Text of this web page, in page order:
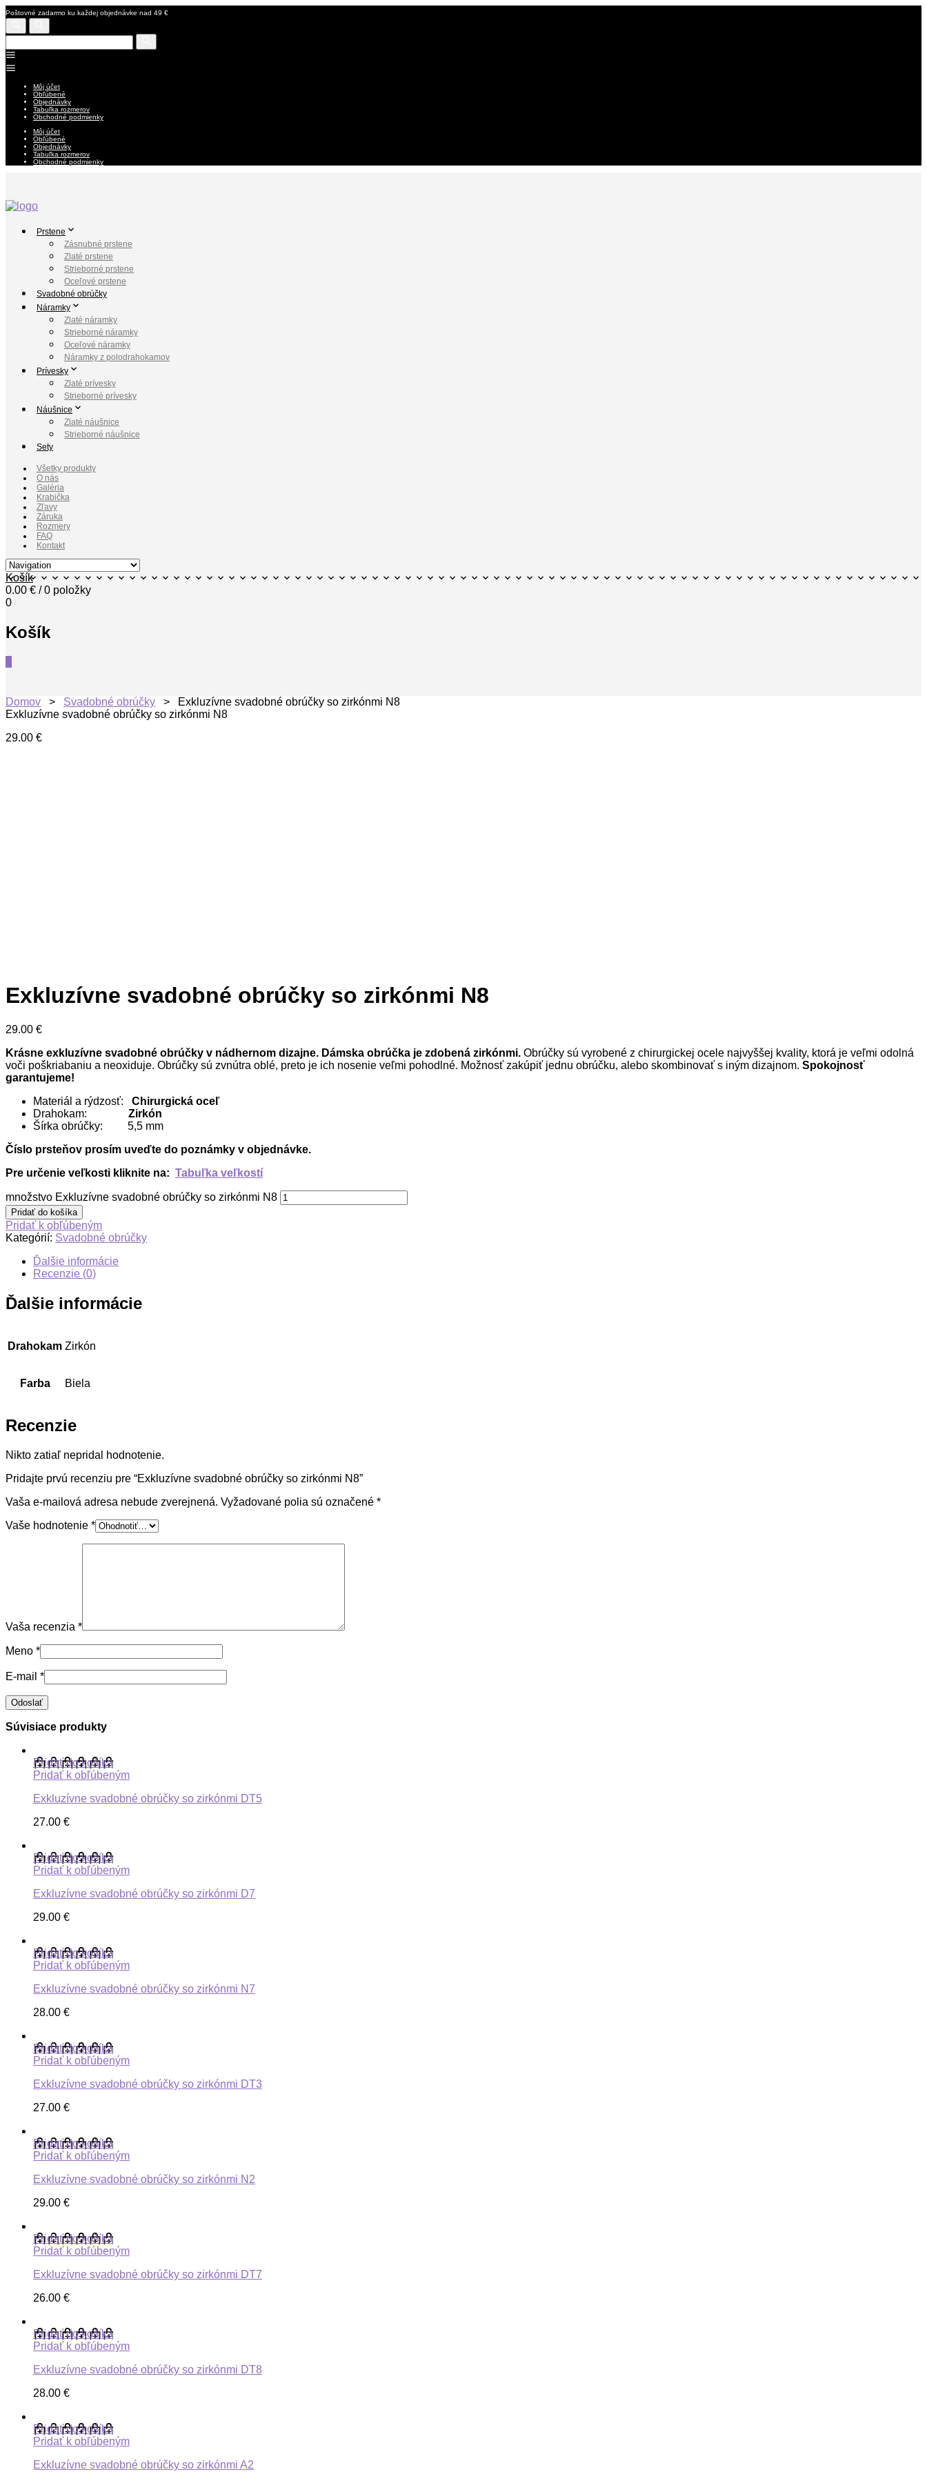
Poštovné zadarmo ku každej objednávke nad 49 €
Môj účet
Obľúbené
Objednávky
Tabuľka rozmerov
Obchodné podmienky
Môj účet
Obľúbené
Objednávky
Tabuľka rozmerov
Obchodné podmienky
Prstene
Zásnubné prstene
Zlaté prstene
Strieborné prstene
Oceľové prstene
Svadobné obrúčky
Náramky
Zlaté náramky
Strieborné náramky
Oceľové náramky
Náramky z polodrahokamov
Prívesky
Zlaté prívesky
Strieborné prívesky
Náušnice
Zlaté náušnice
Strieborné náušnice
Sety
Všetky produkty
O nás
Galéria
Krabička
Zľavy
Záruka
Rozmery
FAQ
Kontakt
Košík
0.00 € / 0 položky
0
Košík
Domov > Svadobné obrúčky > Exkluzívne svadobné obrúčky so zirkónmi N8
Exkluzívne svadobné obrúčky so zirkónmi N8
29.00 €
Exkluzívne svadobné obrúčky so zirkónmi N8
29.00 €
Krásne exkluzívne svadobné obrúčky v nádhernom dizajne. Dámska obrúčka je zdobená zirkónmi. Obrúčky sú vyrobené z chirurgickej ocele najvyššej kvality, ktorá je veľmi odolná
voči poškriabaniu a neoxiduje. Obrúčky sú zvnútra oblé, preto je ich nosenie veľmi pohodlné. Možnosť zakúpiť jednu obrúčku, alebo skombinovať s iným dizajnom. Spokojnosť
garantujeme!
Materiál a rýdzosť: Chirurgická oceľ
Drahokam: Zirkón
Šírka obrúčky: 5,5 mm
Číslo prsteňov prosím uveďte do poznámky v objednávke.
Pre určenie veľkosti kliknite na: Tabuľka veľkostí
množstvo Exkluzívne svadobné obrúčky so zirkónmi N8
Pridať do košíka
Pridať k obľúbeným
Kategórií: Svadobné obrúčky
Ďalšie informácie
Recenzie (0)
Ďalšie informácie
Drahokam Zirkón
Farba Biela
Recenzie
Nikto zatiaľ nepridal hodnotenie.
Pridajte prvú recenziu pre “Exkluzívne svadobné obrúčky so zirkónmi N8”
Vaša e-mailová adresa nebude zverejnená. Vyžadované polia sú označené *
Vaše hodnotenie *
Vaša recenzia *
Meno *
E-mail *
Súvisiace produkty
Pridať do košíka
Pridať k obľúbeným
Exkluzívne svadobné obrúčky so zirkónmi DT5
27.00 €
Pridať do košíka
Pridať k obľúbeným
Exkluzívne svadobné obrúčky so zirkónmi D7
29.00 €
Pridať do košíka
Pridať k obľúbeným
Exkluzívne svadobné obrúčky so zirkónmi N7
28.00 €
Pridať do košíka
Pridať k obľúbeným
Exkluzívne svadobné obrúčky so zirkónmi DT3
27.00 €
Pridať do košíka
Pridať k obľúbeným
Exkluzívne svadobné obrúčky so zirkónmi N2
29.00 €
Pridať do košíka
Pridať k obľúbeným
Exkluzívne svadobné obrúčky so zirkónmi DT7
26.00 €
Pridať do košíka
Pridať k obľúbeným
Exkluzívne svadobné obrúčky so zirkónmi DT8
28.00 €
Pridať do košíka
Pridať k obľúbeným
Exkluzívne svadobné obrúčky so zirkónmi A2